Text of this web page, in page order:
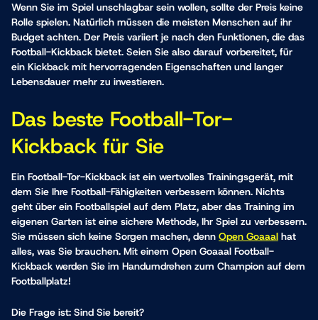
Wenn Sie im Spiel unschlagbar sein wollen, sollte der Preis keine
Rolle spielen. Natürlich müssen die meisten Menschen auf ihr
Budget achten. Der Preis variiert je nach den Funktionen, die das
Football-Kickback bietet. Seien Sie also darauf vorbereitet, für
ein Kickback mit hervorragenden Eigenschaften und langer
Lebensdauer mehr zu investieren.
Das beste Football-Tor-
Kickback für Sie
Ein Football-Tor-Kickback ist ein wertvolles Trainingsgerät, mit
dem Sie Ihre Football-Fähigkeiten verbessern können. Nichts
geht über ein Footballspiel auf dem Platz, aber das Training im
eigenen Garten ist eine sichere Methode, Ihr Spiel zu verbessern.
Sie müssen sich keine Sorgen machen, denn Open Goaaal hat
alles, was Sie brauchen. Mit einem Open Goaaal Football-
Kickback werden Sie im Handumdrehen zum Champion auf dem
Footballplatz!
Die Frage ist: Sind Sie bereit?